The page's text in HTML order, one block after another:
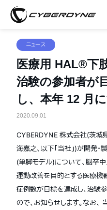
ニュース
医療用 HAL®下
治験の参加者が
し、本年 12 月
2020.09.01
CYBERDYNE 株式会社(茨城
海嘉之、以下「当社」)が開発
(単脚モデル)について、脳卒
運動改善を目的とする医療機
症例数が目標を達成し、治験
ので、お知らせします。なお